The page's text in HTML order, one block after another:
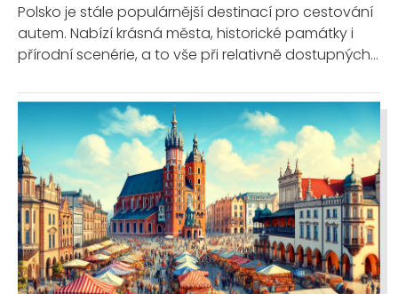
Polsko je stále populárnější destinací pro cestování
autem. Nabízí krásná města, historické památky i
přírodní scenérie, a to vše při relativně dostupných
jak v Polsku funguje parkování, abyste předešli
pokutám nebo nepříjemným situacím.